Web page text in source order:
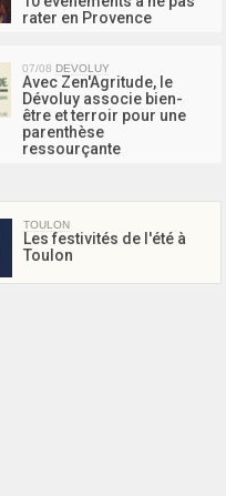
rater en Provence
07/08 DEVOLUY
Avec Zen'Agritude, le
Dévoluy associe bien-
être et terroir pour une
parenthèse
ressourçante
TOULON
Les festivités de l'été à
Toulon